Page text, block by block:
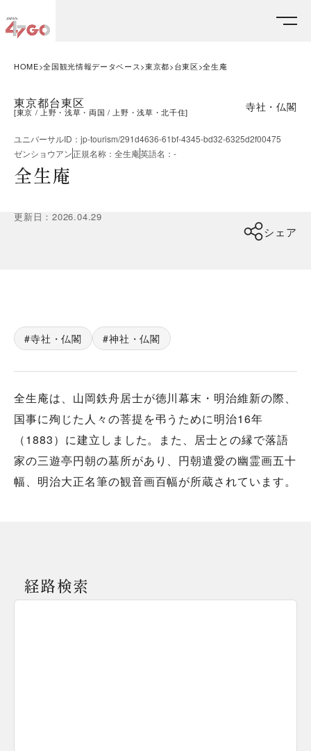
HOME 全国観光情報データベース 東京都 台東区 全生庵
東京都台東区
[東京 上野・浅草・両国 上野・浅草・北千住] 寺社・仏閣
ユニバーサルID ： jp-tourism/291d4636-61bf-4345-bd32-6325d2f00475
ゼンショウアン正規名称 ： 全生庵英語名 ： -
全生庵
更新日 ：2026.04.29
シェア
寺社・仏閣 神社・仏閣
全生庵は、山岡鉄舟居士が徳川幕末・明治維新の際、
国事に殉じた人々の菩提を弔うために明治16年
（1883）に建立しました。また、居士との縁で落語
家の三遊亭円朝の墓所があり、円朝遣愛の幽霊画五十
幅、明治大正名筆の観音画百幅が所蔵されています。
経路検索